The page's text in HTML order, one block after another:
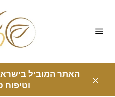
האתר המוביל
וטיפוח